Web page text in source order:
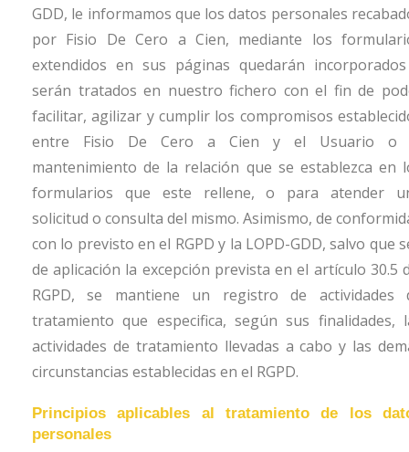
GDD, le informamos que los datos personales
por Fisio De Cero a Cien, mediante los
extendidos en sus páginas quedarán
serán tratados en nuestro fichero con el fin de
facilitar, agilizar y cumplir los compromisos
entre Fisio De Cero a Cien y el Usuario o
mantenimiento de la relación que se establezca en
formularios que este rellene, o para atender
solicitud o consulta del mismo. Asimismo, de
con lo previsto en el RGPD y la LOPD-GDD, salvo que
de aplicación la excepción prevista en el artículo 30.5
RGPD, se mantiene un registro de actividades
tratamiento que especifica, según sus finalidades,
actividades de tratamiento llevadas a cabo y las
circunstancias establecidas en el RGPD.
Principios aplicables al tratamiento de los
personales